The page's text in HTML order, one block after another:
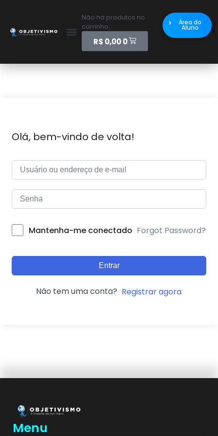
Não há produtos no
carrinho.
R$ 0,00 0
Área do
Aluno
Olá, bem-vindo de volta!
Mantenha-me conectado Forgot Password?
Entrar
Não tem uma conta? Registrar agora
Menu